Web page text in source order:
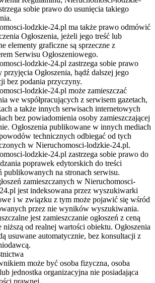
sobie prawo do usunięcia takiego
lodzkie-24.pl ma także prawo odmówić
Ogłoszenia, jeżeli jego treść lub
elementy graficzne są sprzeczne z
Serwisu Ogłoszeniowego.
lodzkie-24.pl zastrzega sobie prawo
przyjęcia Ogłoszenia, bądź dalszej jego
bez podania przyczyny.
lodzkie-24.pl może zamieszczać
we współpracujących z serwisem gazetach,
a także innych serwisach internetowych
bez powiadomienia osoby zamieszczającej
Ogłoszenia publikowane w innych mediach
technicznych odbiegać od tych
w Nieruchomosci-lodzkie-24.pl.
lodzkie-24.pl zastrzega sobie prawo do
poprawek edytorskich do treści
publikowanych na stronach serwisu.
zamieszczanych w Nieruchomosci-
jest indeksowana przez wyszukiwarki
i w związku z tym może pojawić się wśród
przez nie wyników wyszukiwania.
jest zamieszczanie ogłoszeń z ceną
niższą od realnej wartości obiektu. Ogłoszenia
usuwane automatycznie, bez konsultacji z
może być osoba fizyczna, osoba
jednostka organizacyjna nie posiadająca
prawnej.